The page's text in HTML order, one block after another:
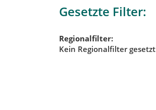
Gesetzte Filter:
Regionalfilter:
Kein Regionalfilter gesetzt